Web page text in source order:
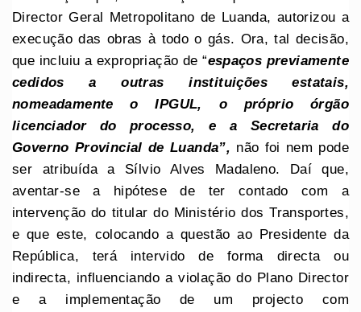
Director Geral Metropolitano de Luanda, autorizou a
execução das obras à todo o gás. Ora, tal decisão,
que incluiu a expropriação de “espaços previamente
cedidos a outras instituições estatais,
nomeadamente o IPGUL, o próprio órgão
licenciador do processo, e a Secretaria do
Governo Provincial de Luanda”, não foi nem pode
ser atribuída a Sílvio Alves Madaleno. Daí que,
aventar-se a hipótese de ter contado com a
intervenção do titular do Ministério dos Transportes,
e que este, colocando a questão ao Presidente da
República, terá intervido de forma directa ou
indirecta, influenciando a violação do Plano Director
e a implementação de um projecto com